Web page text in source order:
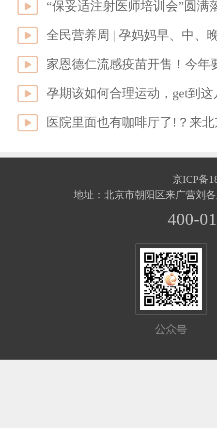
全民营养周 | 孕妈妈早、中、
家恩德仁流感疫苗开售！今年
孕期该如何合理运动，get到
医院里面也有咖啡厅了!？来
京ICP备
地址：北京市朝阳区来广营刘
400-